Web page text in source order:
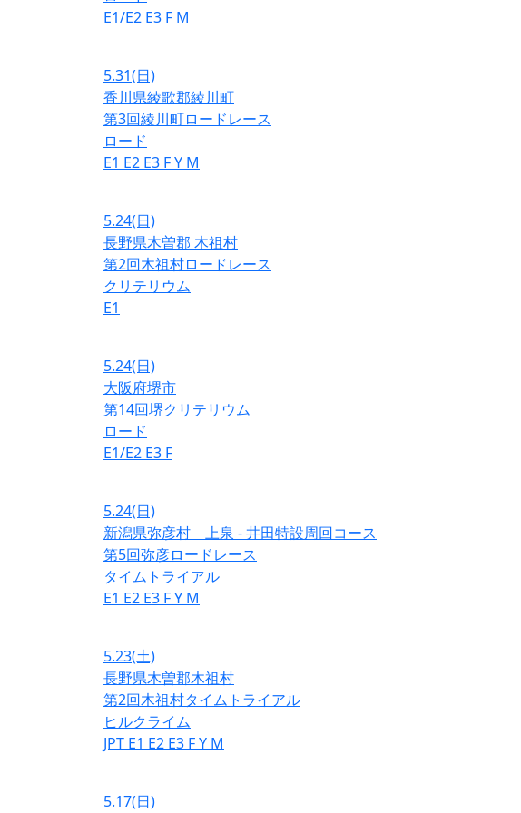
E1/E2 E3 F M
5.31(日)
香川県綾歌郡綾川町
第3回綾川町ロードレース
ロード
E1 E2 E3 FY M
5.24(日)
長野県木曽郡 木祖村
第2回木祖村ロードレース
クリテリウム
E1
5.24(日)
大阪府堺市
第14回堺クリテリウム
ロード
E1/E2 E3 F
5.24(日)
新潟県弥彦村 上泉 - 井田特設周回コース
第5回弥彦ロードレース
タイムトライアル
E1 E2 E3 FY M
5.23(土)
長野県木曽郡木祖村
第2回木祖村タイムトライアル
ヒルクライム
JPT E1 E2 E3 FY M
5.17(日)